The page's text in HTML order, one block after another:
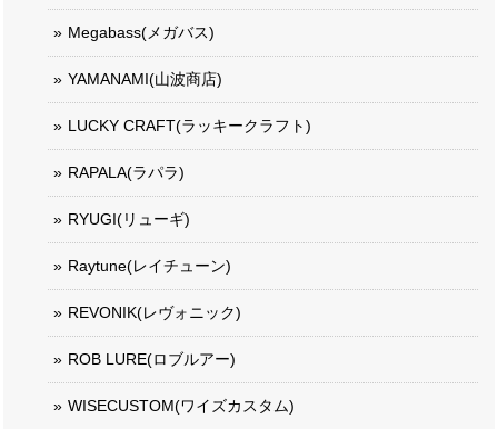
Megabass(メガバス)
YAMANAMI(山波商店)
LUCKY CRAFT(ラッキークラフト)
RAPALA(ラパラ)
RYUGI(リューギ)
Raytune(レイチューン)
REVONIK(レヴォニック)
ROB LURE(ロブルアー)
WISECUSTOM(ワイズカスタム)